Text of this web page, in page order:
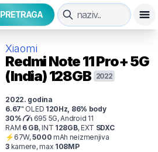
PRETRAGA
Xiaomi
Redmi Note 11 Pro+ 5G
(India)128GB 2022
2022. godina
6.67" OLED 120Hz, 86% body
30%
695 5G, Android 11
RAM 6GB,INT 128GB,EXT SDXC
⚡ 67W,5000 mAh neizmenjiva
3 kamere, max 108MP